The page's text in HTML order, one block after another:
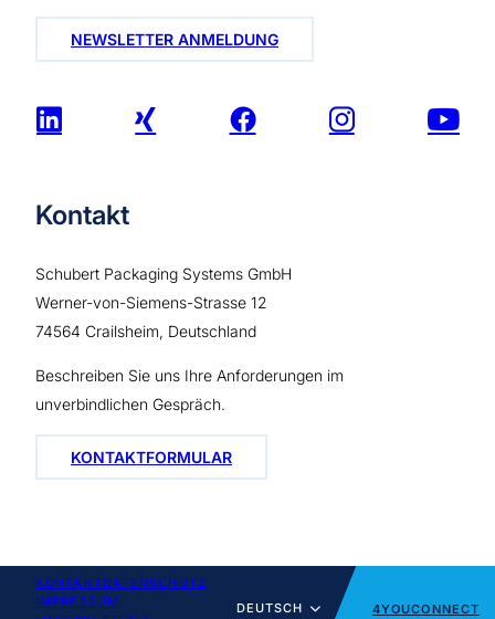
NEWSLETTER ANMELDUNG
Kontakt
Schubert Packaging Systems GmbH
Werner-von-Siemens-Strasse 12
74564 Crailsheim, Deutschland
Beschreiben Sie uns Ihre Anforderungen im
unverbindlichen Gespräch.
KONTAKTFORMULAR
KONTAKTDATENSCHUTZ
IMPRESSUM
DEUTSCH 4YOUCONNECT